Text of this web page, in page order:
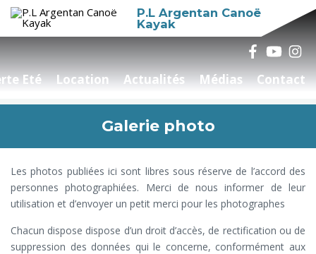
P.L Argentan Canoë
Kayak
Eté Location Actualités Médias Contact
Galerie photo
Les photos publiées ici sont libres sous réserve de l’accord des
personnes photographiées. Merci de nous informer de leur
utilisation et d’envoyer un petit merci pour les photographes
Chacun dispose dispose d’un droit d’accès, de rectification ou de
suppression des données qui le concerne, conformément aux